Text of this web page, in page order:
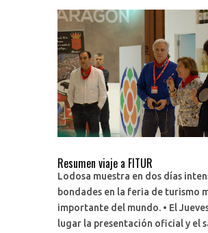
Resumen viaje a FITUR
Lodosa muestra en dos días
bondades en la feria de turismo
importante del mundo. • El
lugar la presentación oficial y el